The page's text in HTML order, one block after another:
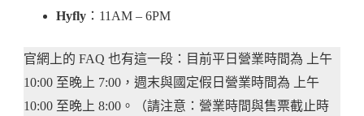
Hyfly ：11AM – 6PM
官網上的 FAQ 也有這一段：目前平日營業時間為 上午
10:00 至晚上 7:00，週末與國定假日營業時間為 上午
10:00 至晚上 8:00。（請注意：營業時間與售票截止時